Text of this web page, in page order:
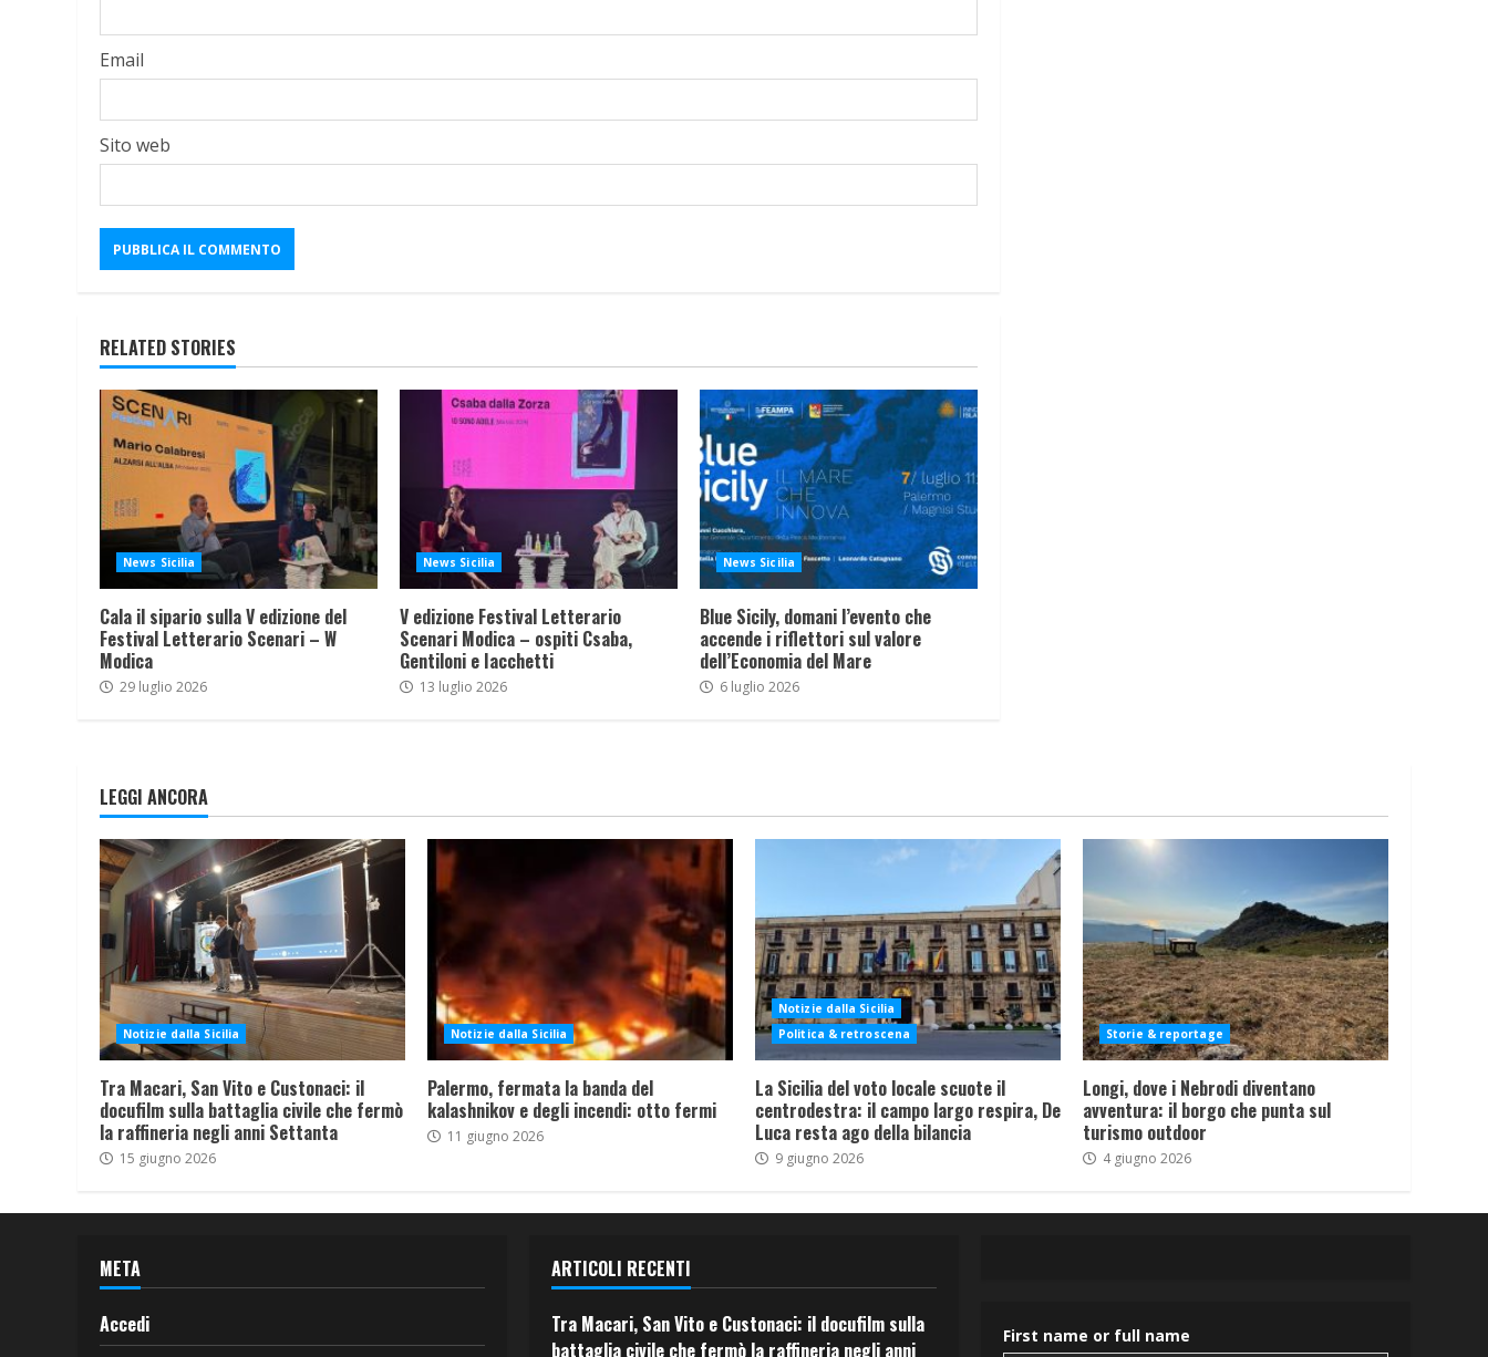
Email
Sito web
RELATED STORIES
News Sicilia
Cala il sipario sulla V edizione del
Festival Letterario Scenari – W
Modica
29 luglio 2026
News Sicilia
V edizione Festival Letterario
Scenari Modica – ospiti Csaba,
Gentiloni e Iacchetti
13 luglio 2026
News Sicilia
Blue Sicily, domani l’evento che
accende i riflettori sul valore
dell’Economia del Mare
6 luglio 2026
LEGGI ANCORA
Notizie dalla Sicilia
Tra Macari, San Vito e Custonaci: il
docufilm sulla battaglia civile che fermò
la raffineria negli anni Settanta
15 giugno 2026
Notizie dalla Sicilia
Palermo, fermata la banda del
kalashnikov e degli incendi: otto fermi
11 giugno 2026
Notizie dalla Sicilia
Politica & retroscena
La Sicilia del voto locale scuote il
centrodestra: il campo largo respira, De
Luca resta ago della bilancia
9 giugno 2026
Storie & reportage
Longi, dove i Nebrodi diventano
avventura: il borgo che punta sul
turismo outdoor
4 giugno 2026
META
Accedi
ARTICOLI RECENTI
Tra Macari, San Vito e Custonaci: il docufilm sulla
battaglia civile che fermò la raffineria negli anni
First name or full name